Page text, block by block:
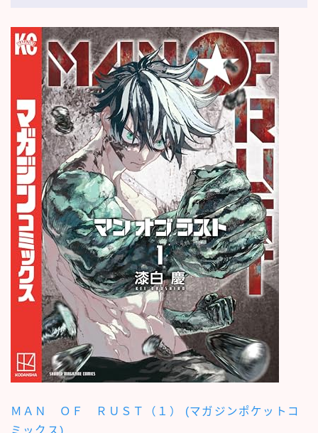
ＭＡＮ ＯＦ ＲＵＳＴ（１） (マガジンポケットコ
ミックス)